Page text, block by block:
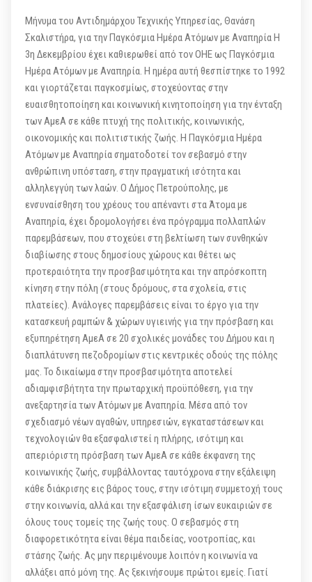
Μήνυμα του Αντιδημάρχου Τεχνικής Υπηρεσίας, Θανάση
Σκαλιστήρα, για την Παγκόσμια Ημέρα Ατόμων με Αναπηρία Η
3η Δεκεμβρίου έχει καθιερωθεί από τον ΟΗΕ ως Παγκόσμια
Ημέρα Ατόμων με Αναπηρία. Η ημέρα αυτή θεσπίστηκε το 1992
και γιορτάζεται παγκοσμίως, στοχεύοντας στην
ευαισθητοποίηση και κοινωνική κινητοποίηση για την ένταξη
των ΑμεΑ σε κάθε πτυχή της πολιτικής, κοινωνικής,
οικονομικής και πολιτιστικής ζωής. Η Παγκόσμια Ημέρα
Ατόμων με Αναπηρία σηματοδοτεί τον σεβασμό στην
ανθρώπινη υπόσταση, στην πραγματική ισότητα και
αλληλεγγύη των λαών. Ο Δήμος Πετρούπολης, με
ενσυναίσθηση του χρέους του απέναντι στα Άτομα με
Αναπηρία, έχει δρομολογήσει ένα πρόγραμμα πολλαπλών
παρεμβάσεων, που στοχεύει στη βελτίωση των συνθηκών
διαβίωσης στους δημοσίους χώρους και θέτει ως
προτεραιότητα την προσβασιμότητα και την απρόσκοπτη
κίνηση στην πόλη (στους δρόμους, στα σχολεία, στις
πλατείες). Ανάλογες παρεμβάσεις είναι το έργο για την
κατασκευή ραμπών & χώρων υγιεινής για την πρόσβαση και
εξυπηρέτηση ΑμεΑ σε 20 σχολικές μονάδες του Δήμου και η
διαπλάτυνση πεζοδρομίων στις κεντρικές οδούς της πόλης
μας. Το δικαίωμα στην προσβασιμότητα αποτελεί
αδιαμφισβήτητα την πρωταρχική προϋπόθεση, για την
ανεξαρτησία των Ατόμων με Αναπηρία. Μέσα από τον
σχεδιασμό νέων αγαθών, υπηρεσιών, εγκαταστάσεων και
τεχνολογιών θα εξασφαλιστεί η πλήρης, ισότιμη και
απεριόριστη πρόσβαση των ΑμεΑ σε κάθε έκφανση της
κοινωνικής ζωής, συμβάλλοντας ταυτόχρονα στην εξάλειψη
κάθε διάκρισης εις βάρος τους, στην ισότιμη συμμετοχή τους
στην κοινωνία, αλλά και την εξασφάλιση ίσων ευκαιριών σε
όλους τους τομείς της ζωής τους. Ο σεβασμός στη
διαφορετικότητα είναι θέμα παιδείας, νοοτροπίας, και
στάσης ζωής. Ας μην περιμένουμε λοιπόν η κοινωνία να
αλλάξει από μόνη της. Ας ξεκινήσουμε πρώτοι εμείς. Γιατί